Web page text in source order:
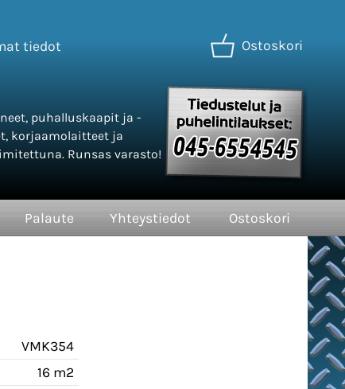
tiedot Ostoskori
puhalluskaapit ja -
korjaamolaitteet ja
Runsas varasto!
Palaute Yhteystiedot Ostoskori
VMK354
16 m2